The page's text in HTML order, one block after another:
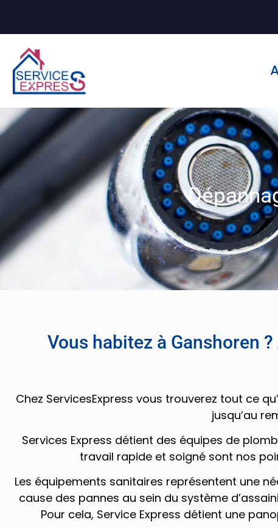
Vous habitez à Ganshoren
Chez ServicesExpress vous trouverez tout ce
jusqu’au
Services Express détient des équipes de
travail rapide et soigné sont nos
Les équipements sanitaires représentent une
cause des pannes au sein du système
Pour cela, Service Express détient une